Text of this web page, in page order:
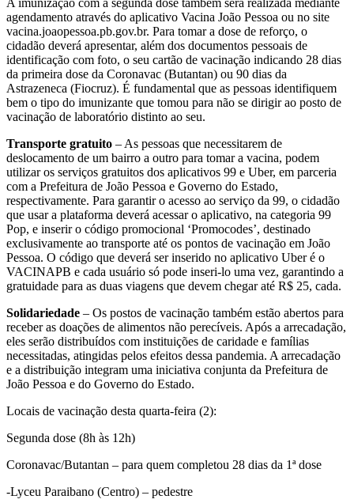
agendamento através do aplicativo Vacina João Pessoa ou no site
vacina.joaopessoa.pb.gov.br. Para tomar a dose de reforço, o
cidadão deverá apresentar, além dos documentos pessoais de
identificação com foto, o seu cartão de vacinação indicando 28 dias
da primeira dose da Coronavac (Butantan) ou 90 dias da
Astrazeneca (Fiocruz). É fundamental que as pessoas identifiquem
bem o tipo do imunizante que tomou para não se dirigir ao posto de
vacinação de laboratório distinto ao seu.
Transporte gratuito – As pessoas que necessitarem de
deslocamento de um bairro a outro para tomar a vacina, podem
utilizar os serviços gratuitos dos aplicativos 99 e Uber, em parceria
com a Prefeitura de João Pessoa e Governo do Estado,
respectivamente. Para garantir o acesso ao serviço da 99, o cidadão
que usar a plataforma deverá acessar o aplicativo, na categoria 99
Pop, e inserir o código promocional ‘Promocodes’, destinado
exclusivamente ao transporte até os pontos de vacinação em João
Pessoa. O código que deverá ser inserido no aplicativo Uber é o
VACINAPB e cada usuário só pode inseri-lo uma vez, garantindo a
gratuidade para as duas viagens que devem chegar até R$ 25, cada.
Solidariedade – Os postos de vacinação também estão abertos para
receber as doações de alimentos não perecíveis. Após a arrecadação,
eles serão distribuídos com instituições de caridade e famílias
necessitadas, atingidas pelos efeitos dessa pandemia. A arrecadação
e a distribuição integram uma iniciativa conjunta da Prefeitura de
João Pessoa e do Governo do Estado.
Locais de vacinação desta quarta-feira (2):
Segunda dose (8h às 12h)
Coronavac/Butantan – para quem completou 28 dias da 1ª dose
-Lyceu Paraibano (Centro) – pedestre